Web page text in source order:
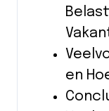
en